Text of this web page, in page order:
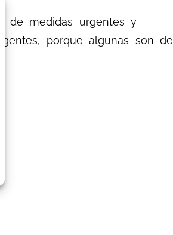
medidas urgentes y
porque algunas son de